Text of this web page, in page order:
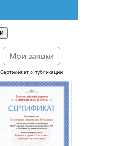
Мои заявки
Сертификат о публикации